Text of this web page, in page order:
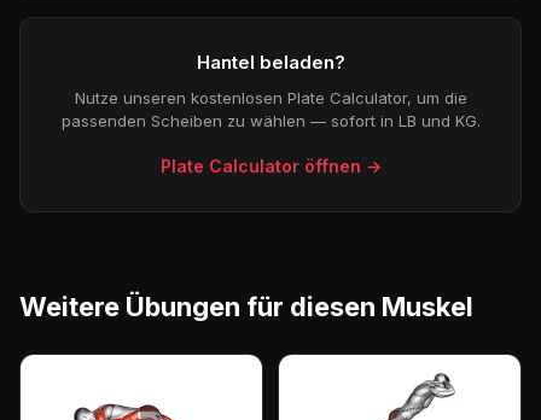
Hantel beladen?
Nutze unseren kostenlosen Plate Calculator, um die
passenden Scheiben zu wählen — sofort in LB und KG.
Plate Calculator öffnen →
Weitere Übungen für diesen Muskel